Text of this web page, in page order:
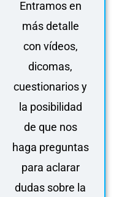
Entramos en
más detalle
con vídeos,
dicomas,
cuestionarios y
la posibilidad
de que nos
haga preguntas
para aclarar
dudas sobre la